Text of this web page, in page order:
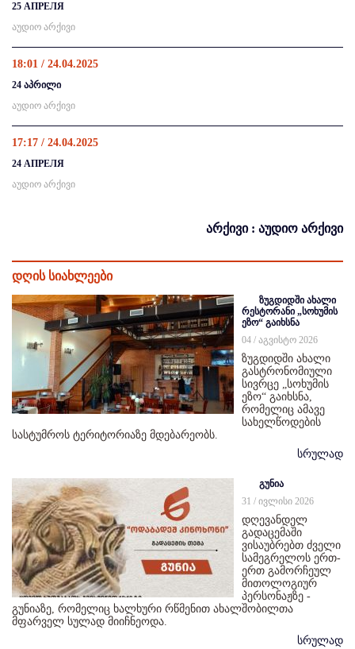
25 АПРЕЛЯ
აუდიო არქივი
18:01 / 24.04.2025
24 აპრილი
აუდიო არქივი
17:17 / 24.04.2025
24 АПРЕЛЯ
აუდიო არქივი
არქივი : აუდიო არქივი
დღის სიახლეები
ზუგდიდში ახალი
რესტორანი „სოხუმის
ეზო“ გაიხსნა
04 / აგვისტო 2026
ზუგდიდში ახალი
გასტრონომიული
სივრცე „სოხუმის
ეზო“ გაიხსნა,
რომელიც ამავე
სახელწოდების
სასტუმროს ტერიტორიაზე მდებარეობს.
სრულად
გუნია
31 / ივლისი 2026
დღევანდელ
გადაცემაში
ვისაუბრებთ ძველი
სამეგრელოს ერთ-
ერთ გამორჩეულ
მითოლოგიურ
პერსონაჟზე -
გუნიაზე, რომელიც ხალხური რწმენით ახალშობილთა
მფარველ სულად მიიჩნეოდა.
სრულად